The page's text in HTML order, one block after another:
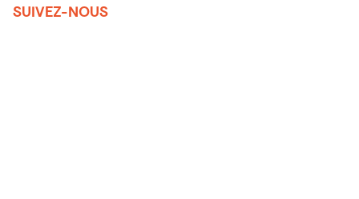
SUIVEZ-NOUS